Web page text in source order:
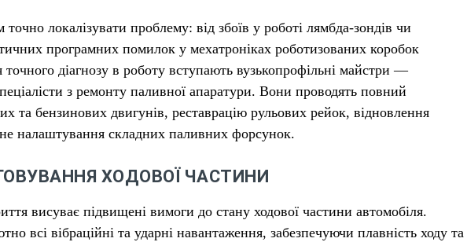
локалізувати проблему: від збоїв у роботі лямбда-зондів чи
програмних помилок у мехатроніках роботизованих коробок
точного діагнозу в роботу вступають вузькопрофільні майстри —
з ремонту паливної апаратури. Вони проводять повний
та бензинових двигунів, реставрацію рульових рейок, відновлення
налаштування складних паливних форсунок.
ХОДОВОЇ ЧАСТИНИ
висуває підвищені вимоги до стану ходової частини автомобіля.
всі вібраційні та ударні навантаження, забезпечуючи плавність ходу та